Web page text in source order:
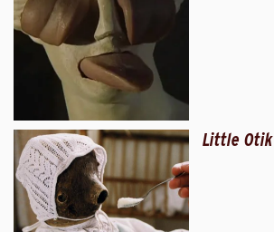
Little Otik